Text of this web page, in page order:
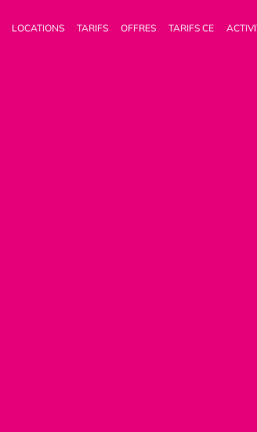
LOCATIONS TARIFS OFFRES TARIFS CE